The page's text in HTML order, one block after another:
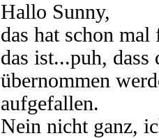
Hallo Sunny,
das hat schon
das ist...puh,
übernommen
aufgefallen.
Nein nicht ganz,